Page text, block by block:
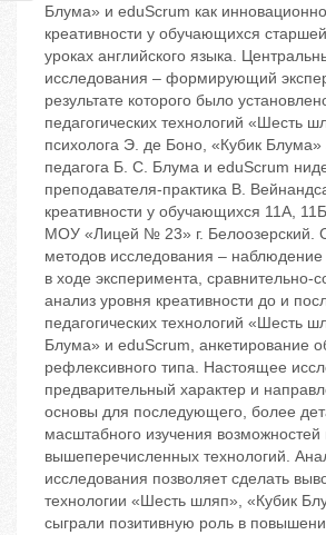
Блума» и eduScrum как
креативности у обучающихся
уроках английского языка.
исследования – формирующий
результате которого было
педагогических технологий «Шесть
психолога Э. де Боно, «Кубик Блума»
педагога Б. С. Блума и eduScrum
преподавателя-практика В.
креативности у обучающихся 11А,
МОУ «Лицей № 23» г. Белоозерский.
методов исследования –
в ходе эксперимента, сравнительно-
анализ уровня креативности до и
педагогических технологий «Шесть
Блума» и eduScrum, анкетирование
рефлексивного типа. Настоящее
предварительный характер и
основы для последующего, более
масштабного изучения
вышеперечисленных технологий.
исследования позволяет сделать
технологии «Шесть шляп», «Кубик
сыграли позитивную роль в